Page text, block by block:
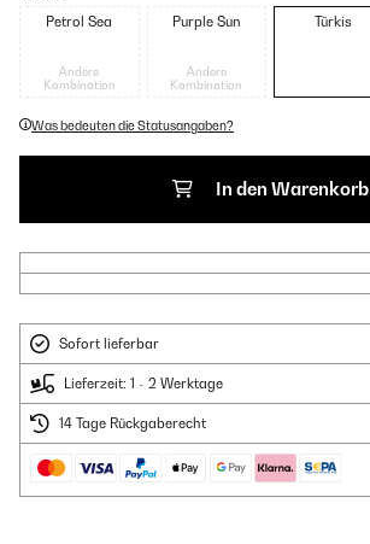
Petrol Sea
Andere
Kombination
Purple Sun
Andere
Kombination
Türkis
Was bedeuten die Statusangaben?
In den Warenkorb
Sofort lieferbar
Lieferzeit: 1 - 2 Werktage
14 Tage Rückgaberecht